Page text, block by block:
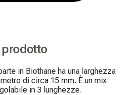
prodotto
in Biothane ha una larghezza
di circa 15 mm. È un mix
in 3 lunghezze.